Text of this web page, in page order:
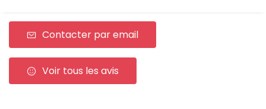
Contacter par email
Voir tous les avis